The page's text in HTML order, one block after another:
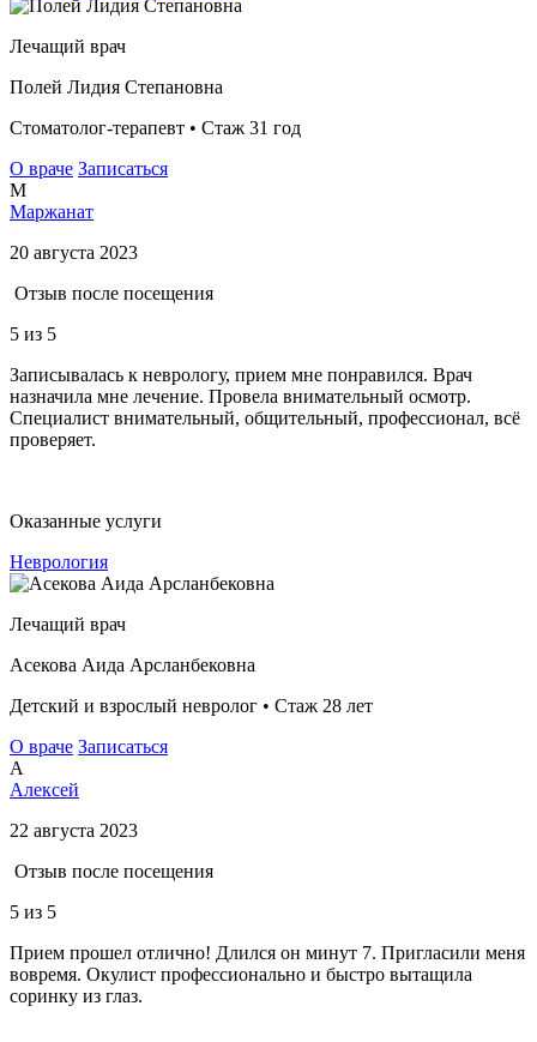
Лечащий врач
Полей Лидия Степановна
Стоматолог-терапевт • Стаж 31 год
О враче Записаться
М
Маржанат
20 августа 2023
Отзыв после посещения
5 из 5
Записывалась к неврологу, прием мне понравился. Врач
назначила мне лечение. Провела внимательный осмотр.
Специалист внимательный, общительный, профессионал, всё
проверяет.
Оказанные услуги
Неврология
Лечащий врач
Асекова Аида Арсланбековна
Детский и взрослый невролог • Стаж 28 лет
О враче Записаться
А
Алексей
22 августа 2023
Отзыв после посещения
5 из 5
Прием прошел отлично! Длился он минут 7. Пригласили меня
вовремя. Окулист профессионально и быстро вытащила
соринку из глаз.